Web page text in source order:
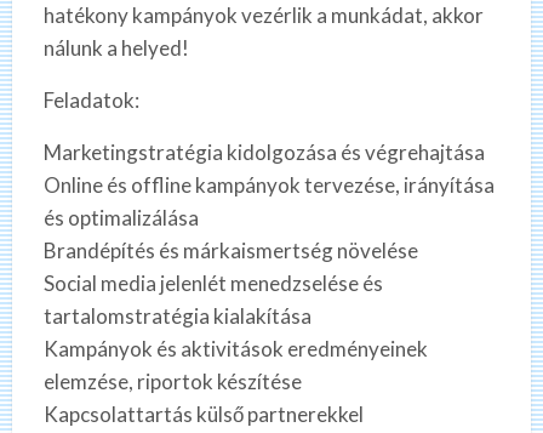
hatékony kampányok vezérlik a munkádat, akkor
nálunk a helyed!
Feladatok:
Marketingstratégia kidolgozása és végrehajtása
Online és offline kampányok tervezése, irányítása
és optimalizálása
Brandépítés és márkaismertség növelése
Social media jelenlét menedzselése és
tartalomstratégia kialakítása
Kampányok és aktivitások eredményeinek
elemzése, riportok készítése
Kapcsolattartás külső partnerekkel